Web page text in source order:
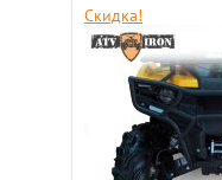
Скидка!